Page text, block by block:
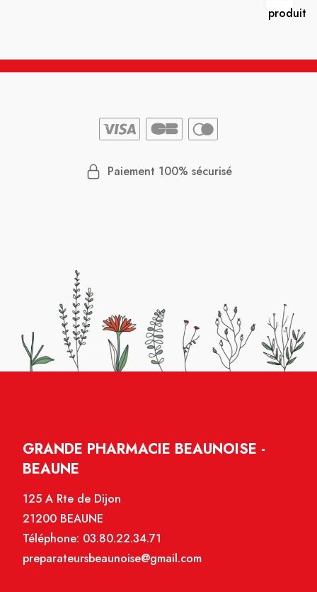
Paiement 100% sécurisé
GRANDE PHARMACIE BEAUNOISE -
BEAUNE
125 A Rte de Dijon
21200 BEAUNE
Téléphone: 03.80.22.34.71
preparateursbeaunoise@gmail.com